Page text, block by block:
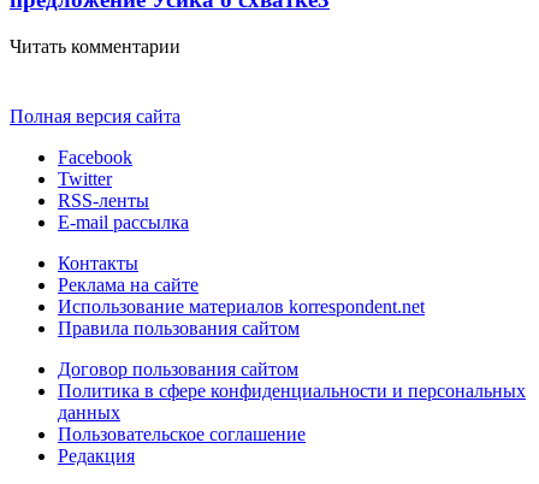
Читать комментарии
Полная версия сайта
Facebook
Twitter
RSS-ленты
E-mail рассылка
Контакты
Реклама на сайте
Использование материалов korrespondent.net
Правила пользования сайтом
Договор пользования сайтом
Политика в сфере конфиденциальности и персональных
данных
Пользовательское соглашение
Редакция